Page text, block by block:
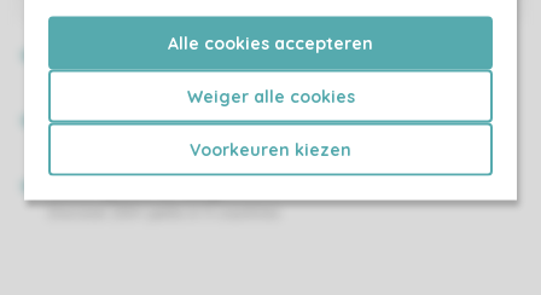
Alle cookies accepteren
Weiger alle cookies
Voorkeuren kiezen